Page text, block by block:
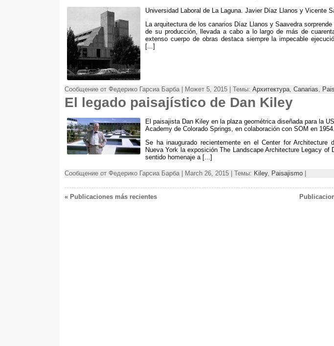
Universidad Laboral de La Laguna Javier Díaz Llanos y Vicente
La arquitectura de los canarios Díaz Llanos y Saavedra
de su producción, llevada a cabo a lo largo de más de
extenso cuerpo de obras destaca siempre la impecable
[...]
Сообщение от Федерико Гарсиа Барба | Может 5, 2015 | Темы: Архитектура Canarias
El legado paisajístico de Dan Kiley
El paisajista Dan Kiley en la plaza geométrica diseñada para la
Academy de Colorado Springs en colaboración con SOM en 1954.
Se ha inaugurado recientemente en el Center for Architecture
Nueva York la exposición The Landscape Architecture Legacy of
sentido homenaje a [...]
Сообщение от Федерико Гарсиа Барба | March 26, 2015 | Темы: Kiley, Paisajismo
« Publicaciones más recientes